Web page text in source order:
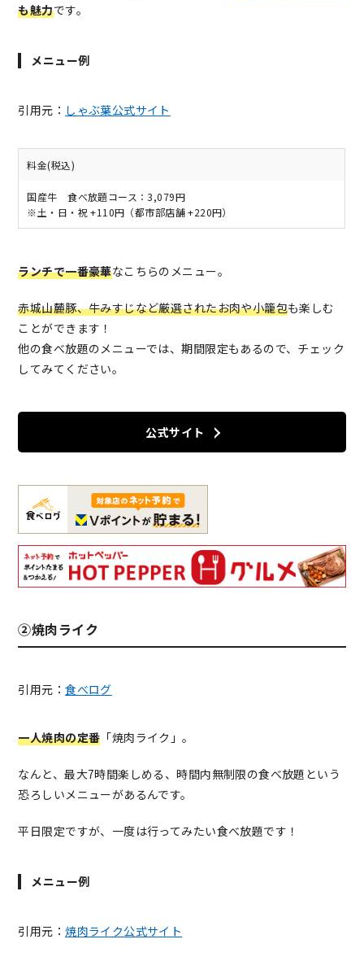
も魅力です。
メニュー例
引用元： しゃぶ葉公式サイト
料金(税込)
国産牛 食べ放題コース：3,079円
※土・日・祝 +110円（都市部店舗 +220円）
ランチで一番豪華なこちらのメニュー。
赤城山麓豚、牛みすじなど厳選されたお肉や小籠包も楽しむ
ことができます！
他の食べ放題のメニューでは、期間限定もあるので、チェック
してみてください。
公式サイト
②焼肉ライク
引用元：食べログ
一人焼肉の定番 「焼肉ライク」。
なんと、最大7時間楽しめる、時間内無制限の食べ放題という
恐ろしいメニューがあるんです。
平日限定ですが、一度は行ってみたい食べ放題です！
メニュー例
引用元：焼肉ライク公式サイト